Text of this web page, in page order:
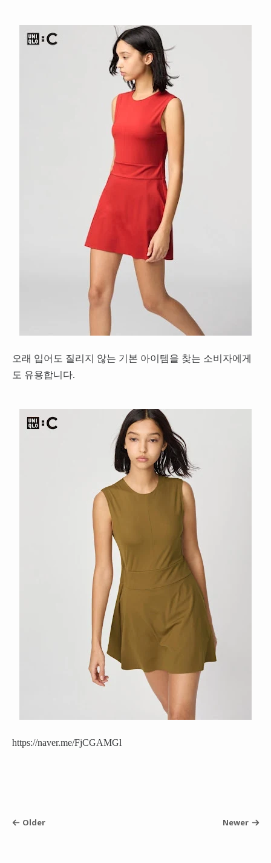
오래 입어도 질리지 않는 기본 아이템을 찾는 소비자에게
도 유용합니다.
https://naver.me/FjCGAMGl
Older Newer